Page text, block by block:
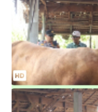
Merah Putih
Teluk Belitung Bagaikan
Pemadaman Secara